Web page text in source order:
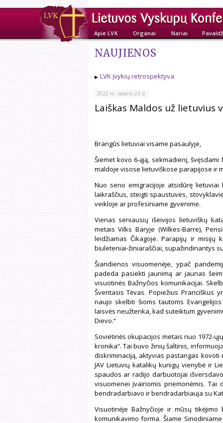
Apie LVK Organai Nariai
NAUJIENOS
LVK įvykių retrospektyva
2022 m. vasario 23 d.
Laiškas Maldos už lietuvius
Brangūs lietuviai visame pasaulyje,
Šiemet kovo 6-ąją, sekmadienį,
maldoje visose lietuviškose parapijose ir
Nuo seno emigracijoje atsidūrę
laikraščius, steigti spaustuves,
veikloje ar profesiniame gyvenime.
Vienas seniausių išeivijos lietuviškų
metais Vilks Baryje (Wilkes-Barre),
leidžiamas Čikagoje. Parapijų ir misijų
biuleteniai-žiniaraščiai, supažindinantys
Šiandienos visuomenėje, ypač
padeda pasiekti jaunimą ar jaunas
visuotinės Bažnyčios komunikacijai.
Šventasis Tėvas. Popiežius Pranciškus
naujo skelbti šioms tautoms
laisvės neužtenka, kad suteiktum
Dievo.“
Sovietinės okupacijos metais nuo 1972-
kronika“. Tai buvo žinių šaltinis,
diskriminaciją, aktyvias pastangas
JAV Lietuvių katalikų kunigų vienybė ir
spaudos ar radijo darbuotojai
visuomenei įvairiomis priemonėmis.
bendradarbiavo ir bendradarbiauja su
Visuotinėje Bažnyčioje ir mūsų
komunikavimo forma. Šiame